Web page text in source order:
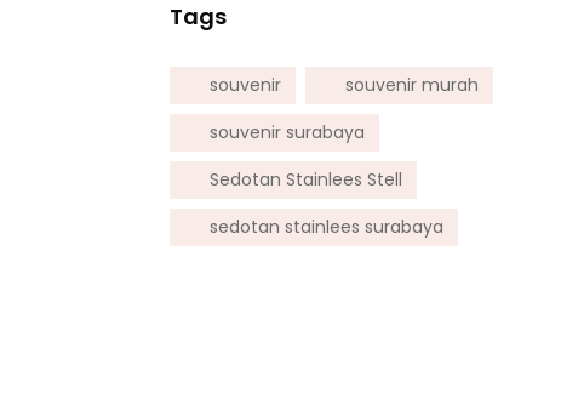
Tags
souvenir
souvenir murah
souvenir surabaya
Sedotan Stainlees Stell
sedotan stainlees surabaya